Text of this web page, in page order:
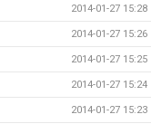
2014-01-27 15:28
2014-01-27 15:26
2014-01-27 15:25
2014-01-27 15:24
2014-01-27 15:23